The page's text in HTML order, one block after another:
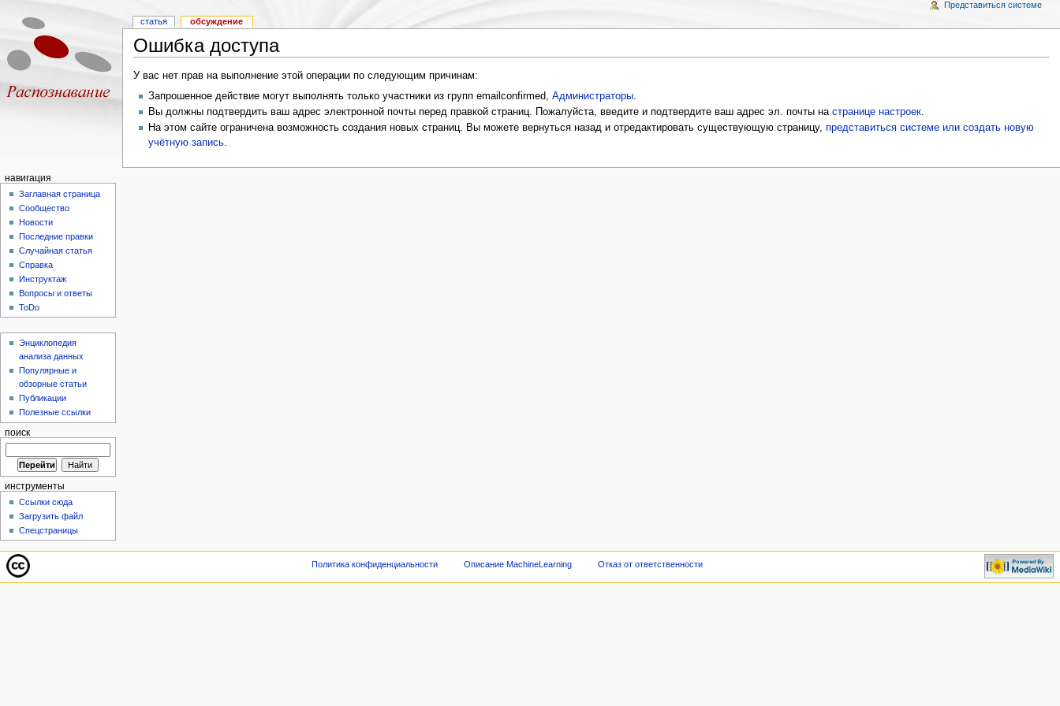
Ошибка доступа
У вас нет прав на выполнение этой операции по следующим причинам:
Запрошенное действие могут выполнять только участники из групп emailconfirmed, Администраторы.
Вы должны подтвердить ваш адрес электронной почты перед правкой страниц. Пожалуйста, введите и подтвердите ваш адрес эл. почты на странице настроек.
На этом сайте ограничена возможность создания новых страниц. Вы можете вернуться назад и отредактировать существующую страницу, представиться системе или создать новую
учётную запись.
статья обсуждение
Представиться системе
навигация
Заглавная страница
Сообщество
Новости
Последние правки
Случайная статья
Справка
Инструктаж
Вопросы и ответы
ToDo
Энциклопедия
анализа данных
Популярные и
обзорные статьи
Публикации
Полезные ссылки
поиск
инструменты
Ссылки сюда
Загрузить файл
Спецстраницы
Политика конфиденциальности Описание MachineLearning Отказ от ответственности